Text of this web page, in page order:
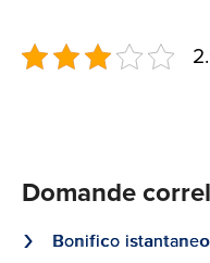
Pagamenti
Domande
Bonifico